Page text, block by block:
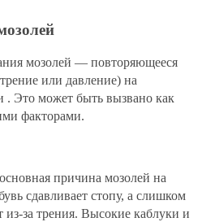
мозолей — повторяющееся
или давление) на
. Это может быть вызвано как
факторами.
причина мозолей на
сдавливает стопу, а слишком
за трения. Высокие каблуки и